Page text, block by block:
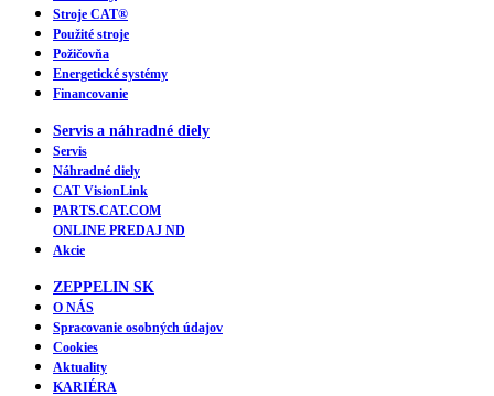
Stroje CAT®
Použité stroje
Požičovňa
Energetické systémy
Financovanie
Servis a náhradné diely
Servis
Náhradné diely
CAT VisionLink
PARTS.CAT.COM
ONLINE PREDAJ ND
Akcie
ZEPPELIN SK
O NÁS
Spracovanie osobných údajov
Cookies
Aktuality
KARIÉRA